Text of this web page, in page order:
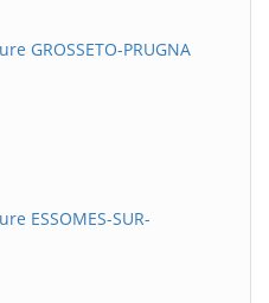
GROSSETO-PRUGNA
ESSOMES-SUR-